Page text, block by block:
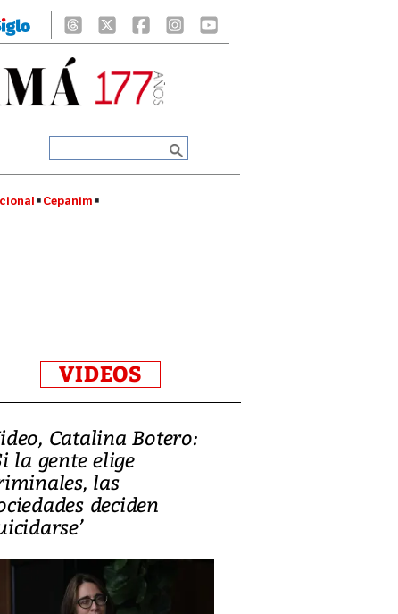
Cepanim
VIDEOS
Catalina Botero:
la gente elige
las
deciden